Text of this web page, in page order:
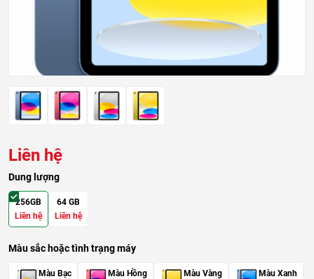
Liên hệ
Dung lượng
256GB
Liên hệ
64 GB
Liên hệ
Màu sắc hoặc tình trạng máy
Màu Bạc
Màu Hồng
Màu Vàng
Màu Xanh